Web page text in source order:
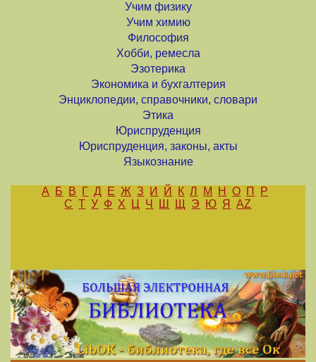
Учим физику
Учим химию
Философия
Хобби, ремесла
Эзотерика
Экономика и бухгалтерия
Энциклопедии, справочники, словари
Этика
Юриспруденция
Юриспруденция, законы, акты
Языкознание
А Б В Г Д Е Ж З И Й К Л М Н О П
Р
С Т У Ф Х Ц Ч Ш Щ Э Ю Я AZ